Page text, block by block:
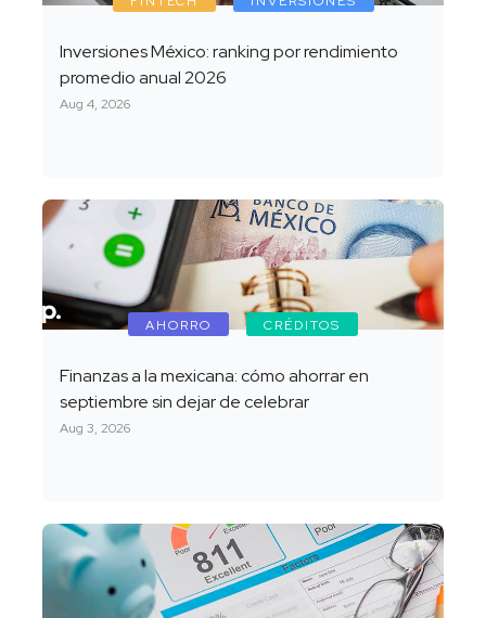
Inversiones México: ranking por rendimiento
promedio anual 2026
Aug 4, 2026
AHORRO CRÉDITOS
Finanzas a la mexicana: cómo ahorrar en
septiembre sin dejar de celebrar
Aug 3, 2026